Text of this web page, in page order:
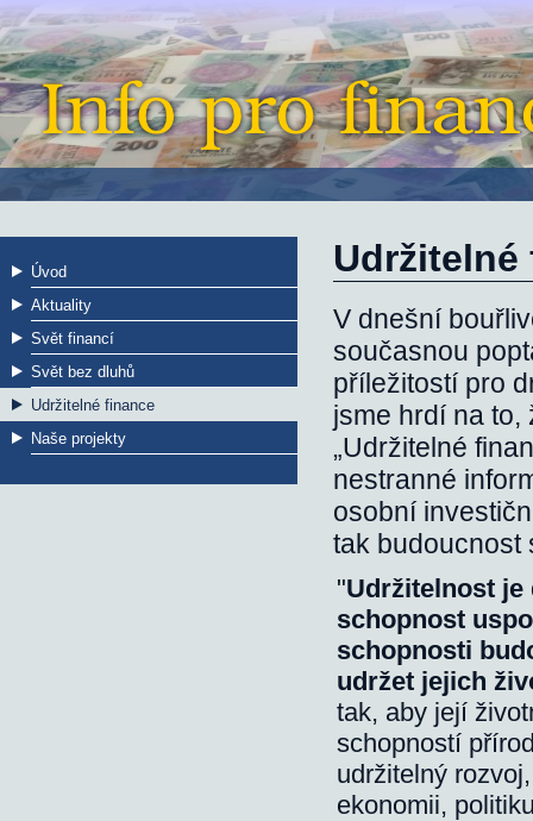
Úvod
Aktuality
Svět financí
Svět bez dluhů
Udržitelné finance
Naše projekty
Udržitelné
V dnešní
současnou
příležitostí pro
jsme hrdí na to,
„Udržitelné
nestranné
osobní
tak budoucnost
"Udržitelnost je
schopnost
schopnosti
udržet jejich
tak, aby její
schopností
udržitelný
ekonomii,